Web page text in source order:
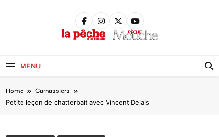
MENU
Home Carnassiers
Petite leçon de chatterbait avec Vincent Delais